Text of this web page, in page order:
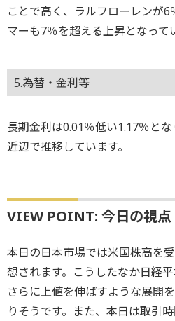
ことで高く、ラルフローレンが6
マーも7％を超える上昇となって
5.為替・金利等
長期金利は0.01％低い1.17％と
近辺で推移しています。
VIEW POINT: 今日の視点
本日の日本市場では米国株高を
想されます。こうしたなか日経
さらに上値を伸ばすような展開
りそうです。また、本日は取引